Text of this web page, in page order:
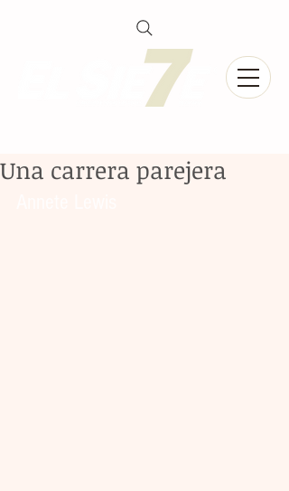
Una carrera parejera